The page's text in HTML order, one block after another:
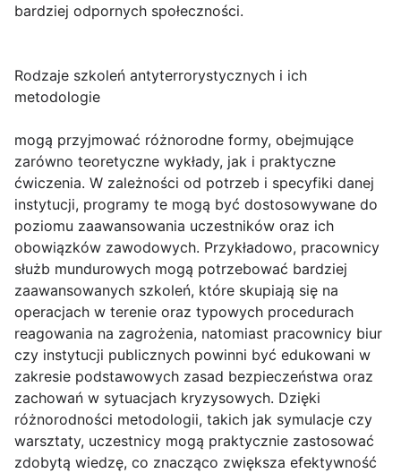
bardziej odpornych społeczności.
Rodzaje szkoleń antyterrorystycznych i ich
metodologie
mogą przyjmować różnorodne formy, obejmujące
zarówno teoretyczne wykłady, jak i praktyczne
ćwiczenia. W zależności od potrzeb i specyfiki danej
instytucji, programy te mogą być dostosowywane do
poziomu zaawansowania uczestników oraz ich
obowiązków zawodowych. Przykładowo, pracownicy
służb mundurowych mogą potrzebować bardziej
zaawansowanych szkoleń, które skupiają się na
operacjach w terenie oraz typowych procedurach
reagowania na zagrożenia, natomiast pracownicy biur
czy instytucji publicznych powinni być edukowani w
zakresie podstawowych zasad bezpieczeństwa oraz
zachowań w sytuacjach kryzysowych. Dzięki
różnorodności metodologii, takich jak symulacje czy
warsztaty, uczestnicy mogą praktycznie zastosować
zdobytą wiedzę, co znacząco zwiększa efektywność